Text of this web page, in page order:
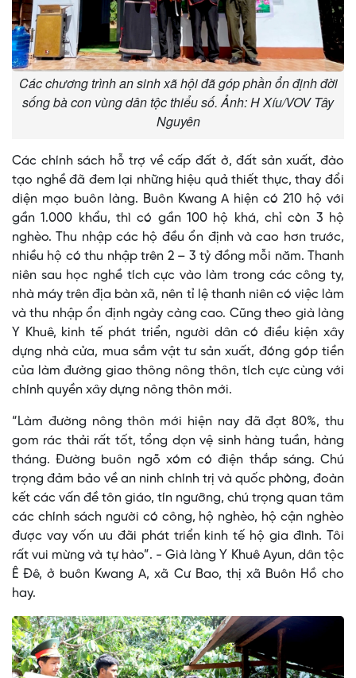
Các chương trình an sinh xã hội đã góp phần ổn định đời
sống bà con vùng dân tộc thiểu số. Ảnh: H Xíu/VOV Tây
Nguyên
Các chính sách hỗ trợ về cấp đất ở, đất sản xuất, đào
tạo nghề đã đem lại những hiệu quả thiết thực, thay đổi
diện mạo buôn làng. Buôn Kwang A hiện có 210 hộ với
gần 1.000 khẩu, thì có gần 100 hộ khá, chỉ còn 3 hộ
nghèo. Thu nhập các hộ đều ổn định và cao hơn trước,
nhiều hộ có thu nhập trên 2 – 3 tỷ đồng mỗi năm. Thanh
niên sau học nghề tích cực vào làm trong các công ty,
nhà máy trên địa bàn xã, nên tỉ lệ thanh niên có việc làm
và thu nhập ổn định ngày càng cao. Cũng theo già làng
Y Khuê, kinh tế phát triển, người dân có điều kiện xây
dựng nhà cửa, mua sắm vật tư sản xuất, đóng góp tiền
của làm đường giao thông nông thôn, tích cực cùng với
chính quyền xây dựng nông thôn mới.
“Làm đường nông thôn mới hiện nay đã đạt 80%, thu
gom rác thải rất tốt, tổng dọn vệ sinh hàng tuần, hàng
tháng. Đường buôn ngõ xóm có điện thắp sáng. Chú
trọng đảm bảo về an ninh chính trị và quốc phòng, đoàn
kết các vấn đề tôn giáo, tín ngưỡng, chú trọng quan tâm
các chính sách người có công, hộ nghèo, hộ cận nghèo
được vay vốn ưu đãi phát triển kinh tế hộ gia đình. Tôi
rất vui mừng và tự hào”. - Già làng Y Khuê Ayun, dân tộc
Ê Đê, ở buôn Kwang A, xã Cư Bao, thị xã Buôn Hồ cho
hay.